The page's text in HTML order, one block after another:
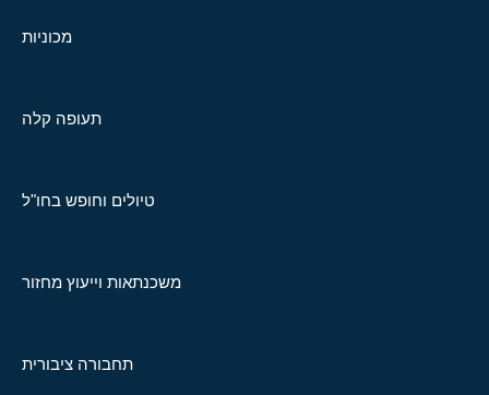
מכוניות
תעופה קלה
טיולים וחופש בחו"ל
משכנתאות וייעוץ מחזור
תחבורה ציבורית